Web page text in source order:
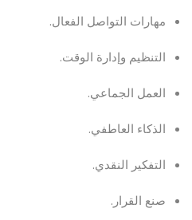
مهارات التواصل الفعال.
التنظيم وإدارة الوقت.
العمل الجماعي.
الذكاء العاطفي.
التفكير النقدي.
صنع القرار.